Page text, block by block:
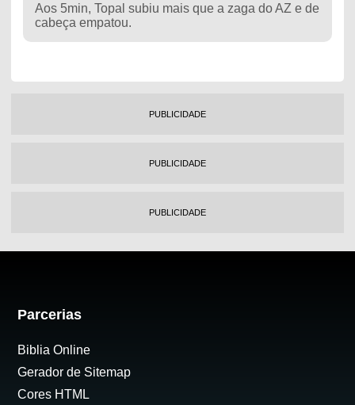
Aos 5min, Topal subiu mais que a zaga do AZ e de
cabeça empatou.
PUBLICIDADE
PUBLICIDADE
PUBLICIDADE
Parcerias
Biblia Online
Gerador de Sitemap
Cores HTML